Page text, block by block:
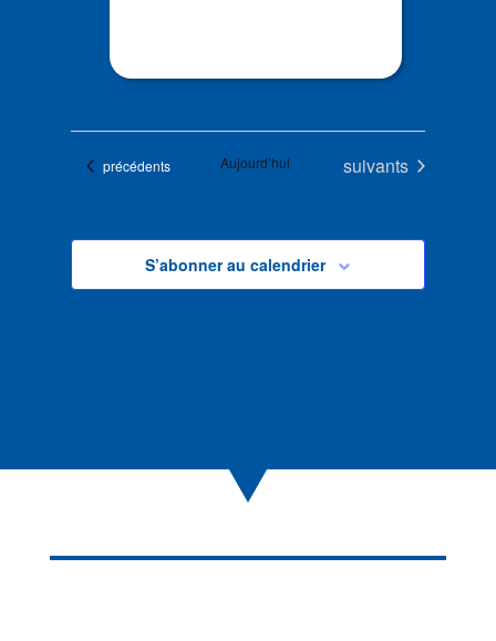
Évènements
précédents Aujourd’hui Évènements
suivants
S’abonner au calendrier